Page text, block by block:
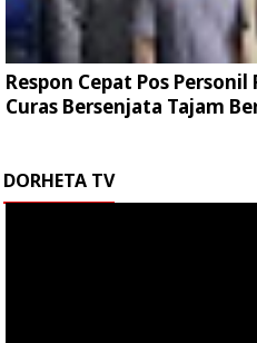
Respon Cepat Pos
Curas Bersenjata Tajam
DORHETA TV